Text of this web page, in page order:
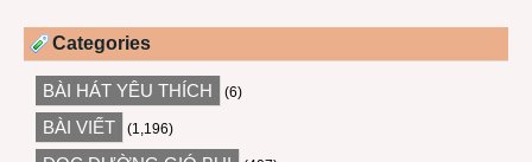
Categories
BÀI HÁT YÊU THÍCH (6)
BÀI VIẾT (1,196)